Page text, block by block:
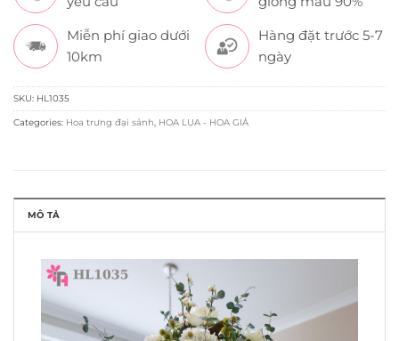
Miễn phí giao dưới
10km
Hàng đặt trước 5-7
ngày
SKU: HL1035
Categories: Hoa trưng đại sảnh, HOA LỤA - HOA GIẢ
MÔ TẢ